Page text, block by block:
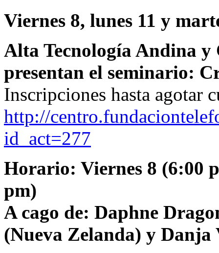
Viernes 8, lunes 11 y
Alta Tecnología Andina y
presentan el seminario:
Inscripciones hasta agotar
http://
id_act=277
Horario: Viernes 8 (6:00
pm)
A cago de: Daphne
(Nueva Zelanda) y Danja